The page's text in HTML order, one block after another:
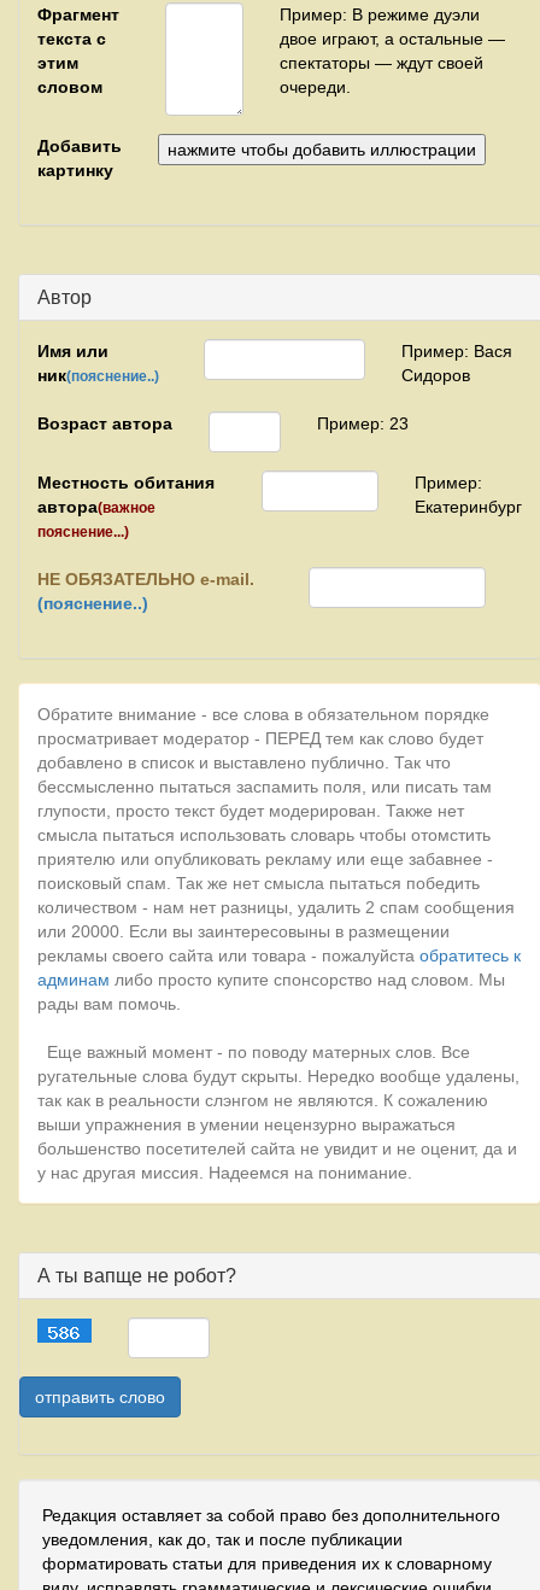
Фрагмент
текста с
этим
словом
Пример: В режиме дуэли
двое играют, а остальные —
спектаторы — ждут своей
очереди.
Добавить
картинку
Автор
Имя или
ник(пояснение..)
Пример: Вася
Сидоров
Возраст автора Пример: 23
Местность обитания
автора(важное
пояснение...)
Пример:
Екатеринбург
НЕ ОБЯЗАТЕЛЬНО e-mail.
(пояснение..)
Обратите внимание - все слова в обязательном порядке
просматривает модератор - ПЕРЕД тем как слово будет
добавлено в список и выставлено публично. Так что
бессмысленно пытаться заспамить поля, или писать там
глупости, просто текст будет модерирован. Также нет
смысла пытаться использовать словарь чтобы отомстить
приятелю или опубликовать рекламу или еще забавнее -
поисковый спам. Так же нет смысла пытаться победить
количеством - нам нет разницы, удалить 2 спам сообщения
или 20000. Если вы заинтересовыны в размещении
рекламы своего сайта или товара - пожалуйста обратитесь к
админам либо просто купите спонсорство над словом. Мы
рады вам помочь.
Еще важный момент - по поводу матерных слов. Все
ругательные слова будут скрыты. Нередко вообще удалены,
так как в реальности слэнгом не являются. К сожалению
выши упражнения в умении нецензурно выражаться
большенство посетителей сайта не увидит и не оценит, да и
у нас другая миссия. Надеемся на понимание.
А ты вапще не робот?
Редакция оставляет за собой право без дополнительного
уведомления, как до, так и после публикации
форматировать статьи для приведения их к словарному